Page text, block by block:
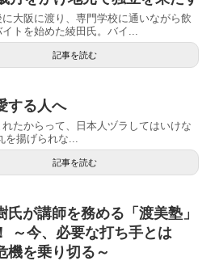
大阪に渡り、専門学校に通いながら飲
トを始めた綾田氏。バイ...
記事を読む
する人へ
れたからって、日本人ヅラしてはいけな
を揚げられな...
記事を読む
氏が講師を務める「渡美塾」
～今、必要な打ち手とは
機を乗り切る～